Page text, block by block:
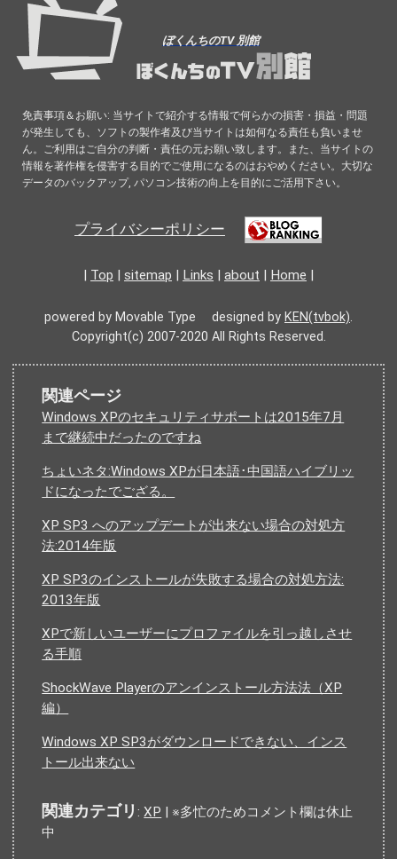
ぼくんちのTV 別館
免責事項＆お願い: 当サイトで紹介する情報で何らかの損害・損益・問題
が発生しても、ソフトの製作者及び当サイトは如何なる責任も負いませ
ん。ご利用はご自分の判断・責任の元お願い致します。また、当サイトの
情報を著作権を侵害する目的でご使用になるのはおやめください。大切な
データのバックアップ, パソコン技術の向上を目的にご活用下さい。
プライバシーポリシー
Top sitemap Links about Home
powered by Movable Type designed by KEN(tvbok).
Copyright(c) 2007-2020 All Rights Reserved.
関連ページ
Windows XPのセキュリティサポートは2015年7月
まで継続中だったのですね
ちょいネタ:Windows XPが日本語･中国語ハイブリッ
ドになったでござる。
XP SP3 へのアップデートが出来ない場合の対処方
法:2014年版
XP SP3のインストールが失敗する場合の対処方法:
2013年版
XPで新しいユーザーにプロファイルを引っ越しさせ
る手順
ShockWave Playerのアンインストール方法法（XP
編）
Windows XP SP3がダウンロードできない、インス
トール出来ない
関連カテゴリ:XP | ※多忙のためコメント欄は休止
中